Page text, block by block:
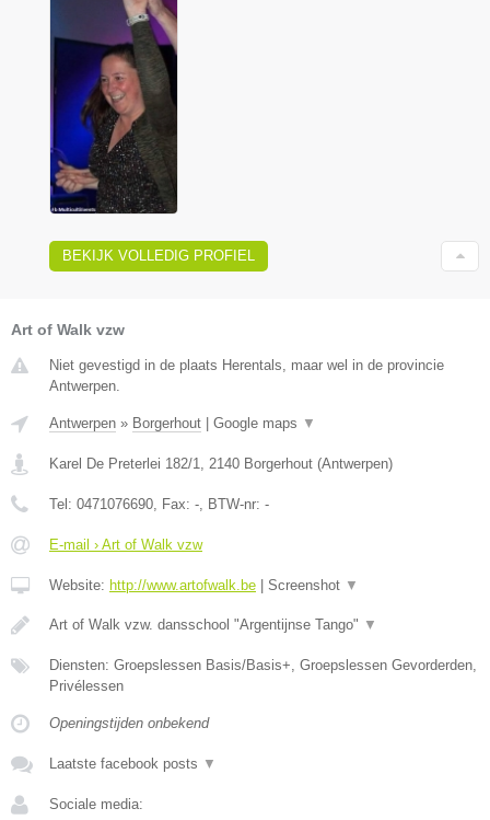
BEKIJK VOLLEDIG PROFIEL
Art of Walk vzw
Niet gevestigd in de plaats Herentals, maar wel in de provincie
Antwerpen.
Antwerpen » Borgerhout Google maps ▼
Karel De Preterlei 182/1 2140 Borgerhout (Antwerpen)
Tel: 0471076690 , Fax: - , BTW-nr: -
E-mail › Art of Walk vzw
Website: http://www.artofwalk.be Screenshot ▼
Art of Walk vzw. dansschool "Argentijnse Tango" ▼
Diensten: Groepslessen Basis/Basis+, Groepslessen Gevorderden,
Privélessen
Openingstijden onbekend
Laatste facebook posts ▼
Sociale media: